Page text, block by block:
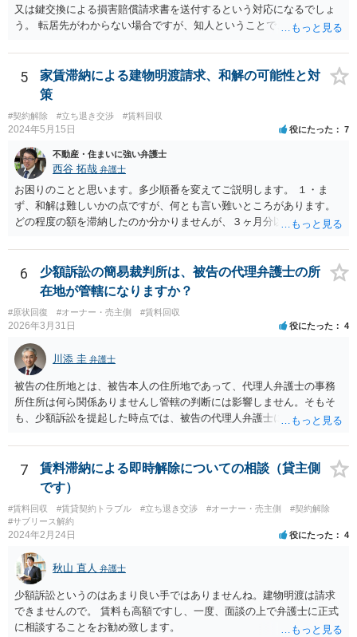
は不合理だからという考え方です。「契約条件にかかわらず」とはそ
ういう意味です。）、契約違反だから増額には応じないという理論で
いう理論になると思います。 そして、法律上、増額協議が整わない場
合、増額を正当とする判決が確定するまでは相当な賃料（※現在の賃
料）を支払えば足りる、とされています。 もし、貸主が「現在の賃料
なら受け取らない」などと言った場合は、最寄りの法務局に現在の賃
料を供託してください。賃料を支払わないと契約が解除される可能性
がありますので、注意が必要です。
又は鍵交換による損害賠償請求書を送付するという対応になるでしょ
う。 転居先がわからない場合ですが、知人ということで、連絡がつく
で、適切な対応が望めない場合は、債権回収を弁護士に依頼すること
をご検討ください。
5
家賃滞納による建物明渡請求、和解の可能性と対
策
#契約解除 #立ち退き交渉 #賃料回収
2024年5月15日 役にたった 7
不動産・住まいに強い弁護士
西谷 拓哉 弁護士
お困りのことと思います。多少順番を変えてご説明します。 １・ま
ず、和解は難しいかの点ですが、何とも言い難いところがあります。
どの程度の額を滞納したのか分かりませんが、３ヶ月分以上滞納した
れたと評価され、来月払えるからと言って、大家があなたとの賃貸借
契約が解約できることに変わりなくなってしまうからです。 そのよう
な場合、相手が、「もう出て行って欲しい」と考えていれば、引き続
き居住する前提での和解は難しい可能性があります。 ２・弁護士が事
件の見通しをたてるにも、賃料滞納状況で見立てが変わりますし、そ
もそも賃料滞納状況によってはご希望に沿える活動を保障できず、 依
頼を受けられないかもしれないです。依頼を受けるにしても厳しめの
リスクを踏まえた上でのものとなる可能性があります。 定型的な事件
依頼となるかもわからず、着手金額もなんともいえないと思います。
複数事務所にあたり、着手金額を確認されるとよいと思います。 ３・
弁護士が依頼を受ければ代わりに裁判所とのやりとりを行うことが可
能です。双方に弁護士がついていればウェブ会議で裁判を実施する場
合もあるでしょう。 ただし、ご本人さんも同行してもらう必要が和解
協議の場合だとあると思います。
6
少額訴訟の簡易裁判所は、被告の代理弁護士の所
在地が管轄になりますか？
#原状回復 #オーナー・売主側 #賃料回収
2026年3月31日 役にたった 4
川添 圭 弁護士
被告の住所地とは、被告本人の住所地であって、代理人弁護士の事務
所住所は何ら関係ありませんし管轄の判断には影響しません。そもそ
も、少額訴訟を提起した時点では、被告の代理人弁護士には民事訴訟
7
賃料滞納による即時解除についての相談（貸主側
です）
#賃料回収 #賃貸契約トラブル #立ち退き交渉 #オーナー・売主側
#契約解除
#サブリース解約
2024年2月24日 役にたった 4
秋山 直人 弁護士
少額訴訟というのはあまり良い手ではありませんね。建物明渡は請求
できませんので。 賃料も高額ですし、一度、面談の上で弁護士に正式
に相談することをお勧め致します。